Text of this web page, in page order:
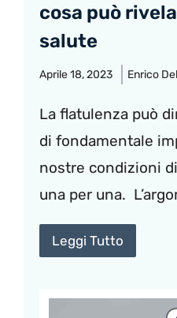
cosa può
salute
Aprile 18, 2023 Enrico
La flatulenza può
di fondamentale
nostre condizioni
una per una.
Leggi Tutto